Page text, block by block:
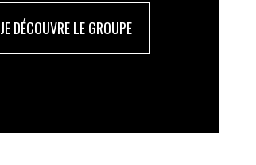
JE DÉCOUVRE LE GROUPE